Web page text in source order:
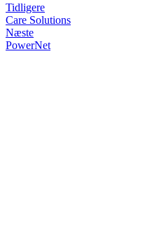
Tidligere
Care Solutions
Næste
PowerNet